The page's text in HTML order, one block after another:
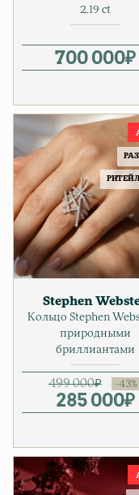
2.19 ct
700 000₽
РИТЕЙЛ
Stephen
Кольцо Stephen
природными
бриллиантами
499 000₽
285 000₽